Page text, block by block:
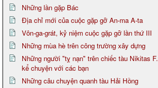
Những lần gặp Bác
Địa chỉ mới của cuộc gặp gỡ An-ma A-ta
Vôn-ga-grát, kỷ niệm cuộc gặp gỡ lần thứ III
Những mùa hè trên công trường xây dựng
Những người "tỵ nạn" trên chiếc tàu Nikitas F.
kể chuyện với các bạn
Những câu chuyện quanh tàu Hải Hồng